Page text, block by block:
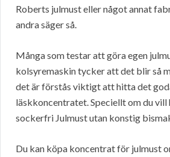
Roberts julmust eller något annat
andra säger så.
Många som testar att göra egen
kolsyremaskin tycker att det blir så
det är förstås viktigt att hitta det
läskkoncentratet. Speciellt om du vill
sockerfri Julmust utan konstig
Du kan köpa koncentrat för julmust